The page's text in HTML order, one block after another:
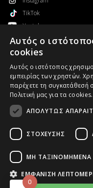
TikTok
Youtube
Blog
Copyrights © 2026.
Designed &
0
Αυτός ο
cookies
Αυτός ο ιστότοπος
εμπειρίας των χρηστών.
παρέχετε τη συγκατάθεσή
Πολιτική μας για τα cookies.
ΑΠΟΛΎΤΩΣ
ΣΤΌΧΕΥΣΗΣ
ΜΗ ΤΑΞΙΝΟΜΗΜΈΝΑ
ΕΜΦΆΝΙΣΗ